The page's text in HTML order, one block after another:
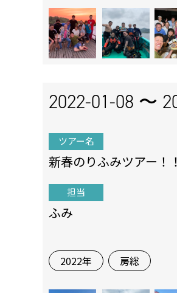
2022-01-08 〜
ツアー名
新春のりふみツアー！！
担当
ふみ
2022年 房総